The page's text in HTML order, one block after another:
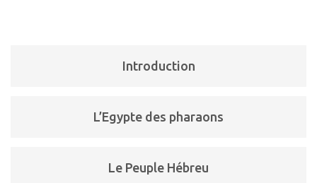
Introduction
L’Egypte des pharaons
Le Peuple Hébreu